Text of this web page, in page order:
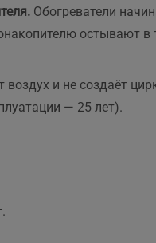
Обогреватели
остывают
воздух и не создаёт
— 25 лет).